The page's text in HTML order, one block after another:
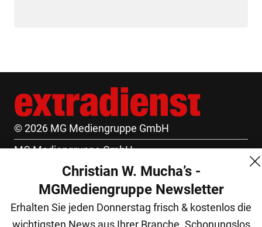
© 2026 MG Mediengruppe GmbH
MG Mediengruppe GmbH
Burgring 1/7
1010 Wien
+43 (1) 522 14 14
Christian W. Mucha’s -
MGMediengruppe Newsletter
Erhalten Sie jeden Donnerstag frisch & kostenlos die
wichtigsten News aus Ihrer Branche. Schonungslos